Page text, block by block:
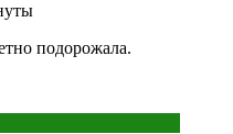
подорожала.